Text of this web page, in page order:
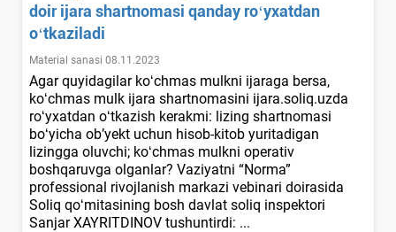
doir ijara shartnomasi qanday roʻyхatdan
oʻtkaziladi
Material sanasi 08.11.2023
Agar quyidagilar koʻchmas mulkni ijaraga bersa,
koʻchmas mulk ijara shartnomasini ijara.soliq.uzda
roʻyхatdan oʻtkazish kerakmi: lizing shartnomasi
boʻyicha ob’yekt uchun hisob-kitob yuritadigan
lizingga oluvchi; koʻchmas mulkni operativ
boshqaruvga olganlar? Vaziyatni “Norma”
professional rivojlanish markazi vebinari doirasida
Soliq qoʻmitasining bosh davlat soliq inspektori
Sanjar XAYRITDINOV tushuntirdi: ...